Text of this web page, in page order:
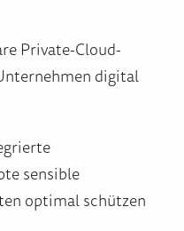
Private-Cloud-
digital
sensible
optimal schützen